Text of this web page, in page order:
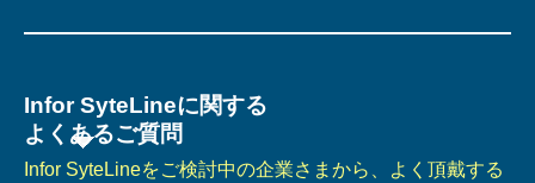
Infor SyteLineに関する
よくあるご質問
Infor SyteLineをご検討中の企業さまから、よく頂戴する